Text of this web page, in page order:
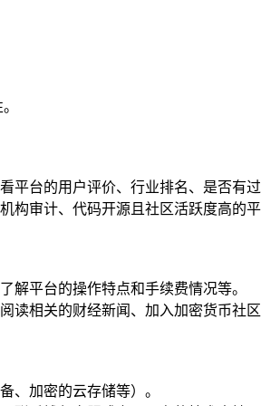
平台的用户评价、行业排名、是否有
构审计、代码开源且社区活跃度高的
解平台的操作特点和手续费情况等。
读相关的财经新闻、加入加密货币社
、加密的云存储等）。